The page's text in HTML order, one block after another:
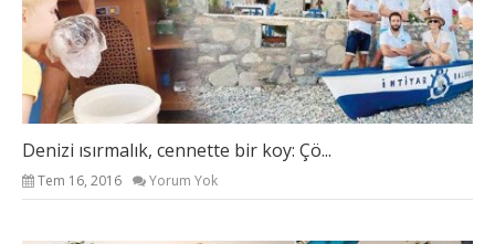
Denizi ısırmalık, cennette bir koy: Çö...
Tem 16, 2016 Yorum Yok